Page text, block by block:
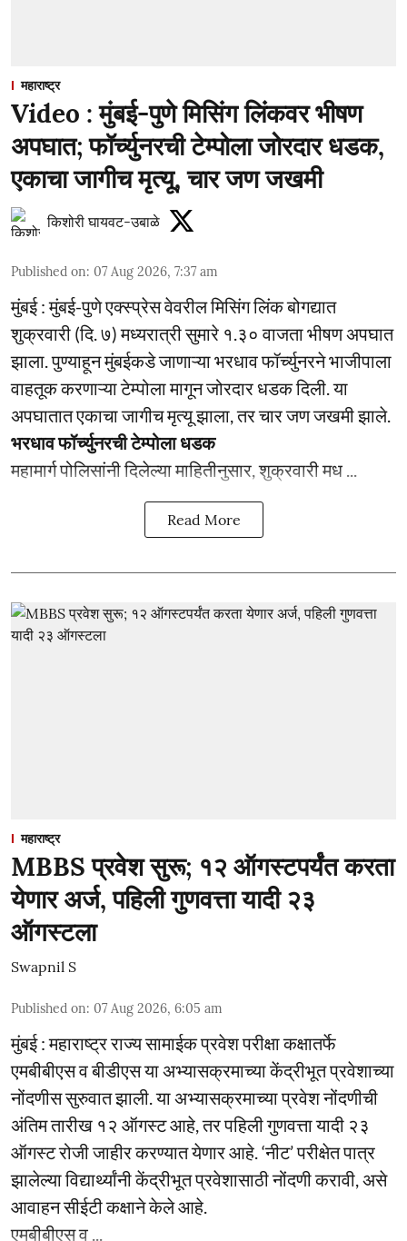
महाराष्ट्र
Video : मुंबई-पुणे मिसिंग लिंकवर भीषण
अपघात; फॉर्च्युनरची टेम्पोला जोरदार धडक,
एकाचा जागीच मृत्यू, चार जण जखमी
किशोरी घायवट-उबाळे
Published on: 07 Aug 2026, 7:37 am
मुंबई : मुंबई-पुणे एक्स्प्रेस वेवरील मिसिंग लिंक बोगद्यात
शुक्रवारी (दि. ७) मध्यरात्री सुमारे १.३० वाजता भीषण अपघात
झाला. पुण्याहून मुंबईकडे जाणाऱ्या भरधाव फॉर्च्युनरने भाजीपाला
वाहतूक करणाऱ्या टेम्पोला मागून जोरदार धडक दिली. या
अपघातात एकाचा जागीच मृत्यू झाला, तर चार जण जखमी झाले.
भरधाव फॉर्च्युनरची टेम्पोला धडक
महामार्ग पोलिसांनी दिलेल्या माहितीनुसार, शुक्रवारी मध ...
Read More
महाराष्ट्र
MBBS प्रवेश सुरू; १२ ऑगस्टपर्यंत करता
येणार अर्ज, पहिली गुणवत्ता यादी २३
ऑगस्टला
Swapnil S
Published on: 07 Aug 2026, 6:05 am
मुंबई : महाराष्ट्र राज्य सामाईक प्रवेश परीक्षा कक्षातर्फे
एमबीबीएस व बीडीएस या अभ्यासक्रमाच्या केंद्रीभूत प्रवेशाच्या
नोंदणीस सुरुवात झाली. या अभ्यासक्रमाच्या प्रवेश नोंदणीची
अंतिम तारीख १२ ऑगस्ट आहे, तर पहिली गुणवत्ता यादी २३
ऑगस्ट रोजी जाहीर करण्यात येणार आहे. ‘नीट’ परीक्षेत पात्र
झालेल्या विद्यार्थ्यांनी केंद्रीभूत प्रवेशासाठी नोंदणी करावी, असे
आवाहन सीईटी कक्षाने केले आहे.
एमबीबीएस व ...